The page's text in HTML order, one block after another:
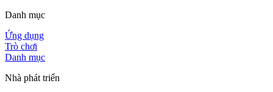
Danh mục
Ứng dụng
Trò chơi
Danh mục
Nhà phát triển